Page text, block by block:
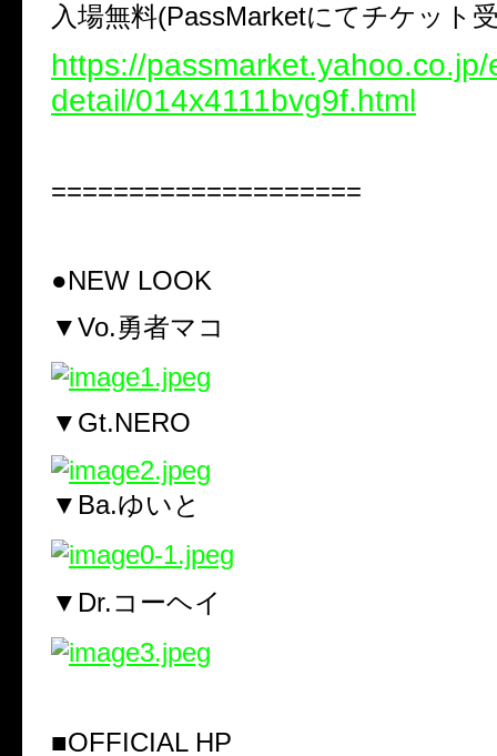
入場無料(PassMarketにてチケット
https://
detail/014x4111bvg9f.html
====================
●NEW LOOK
▼Vo.勇者マコ
▼Gt.NERO
▼Ba.ゆいと
▼Dr.コーヘイ
■OFFICIAL HP